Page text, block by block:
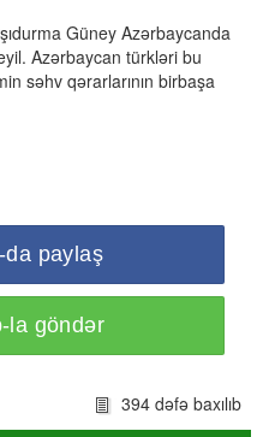
Güney Azərbaycanda
Azərbaycan türkləri bu
səhv qərarlarının birbaşa
da paylaş
la göndər
394 dəfə baxılıb